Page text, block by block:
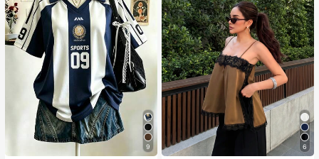
9 6
#1 ขายดี
ใน สีกากี เสื้อสตรี เสื้อเบลาส์ & Tee
ลูกค้ากลับมาซื้อซ้ำ!